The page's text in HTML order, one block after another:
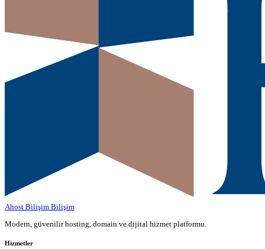
Ahost Bilişim Bilişim
Modern, güvenilir hosting, domain ve dijital hizmet platformu.
Hizmetler